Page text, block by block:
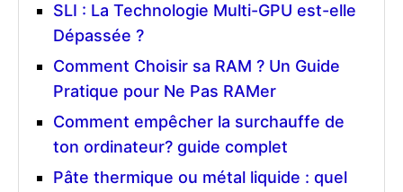
SLI : La Technologie Multi-GPU est-elle
Dépassée ?
Comment Choisir sa RAM ? Un Guide
Pratique pour Ne Pas RAMer
Comment empêcher la surchauffe de
ton ordinateur? guide complet
Pâte thermique ou métal liquide : quel